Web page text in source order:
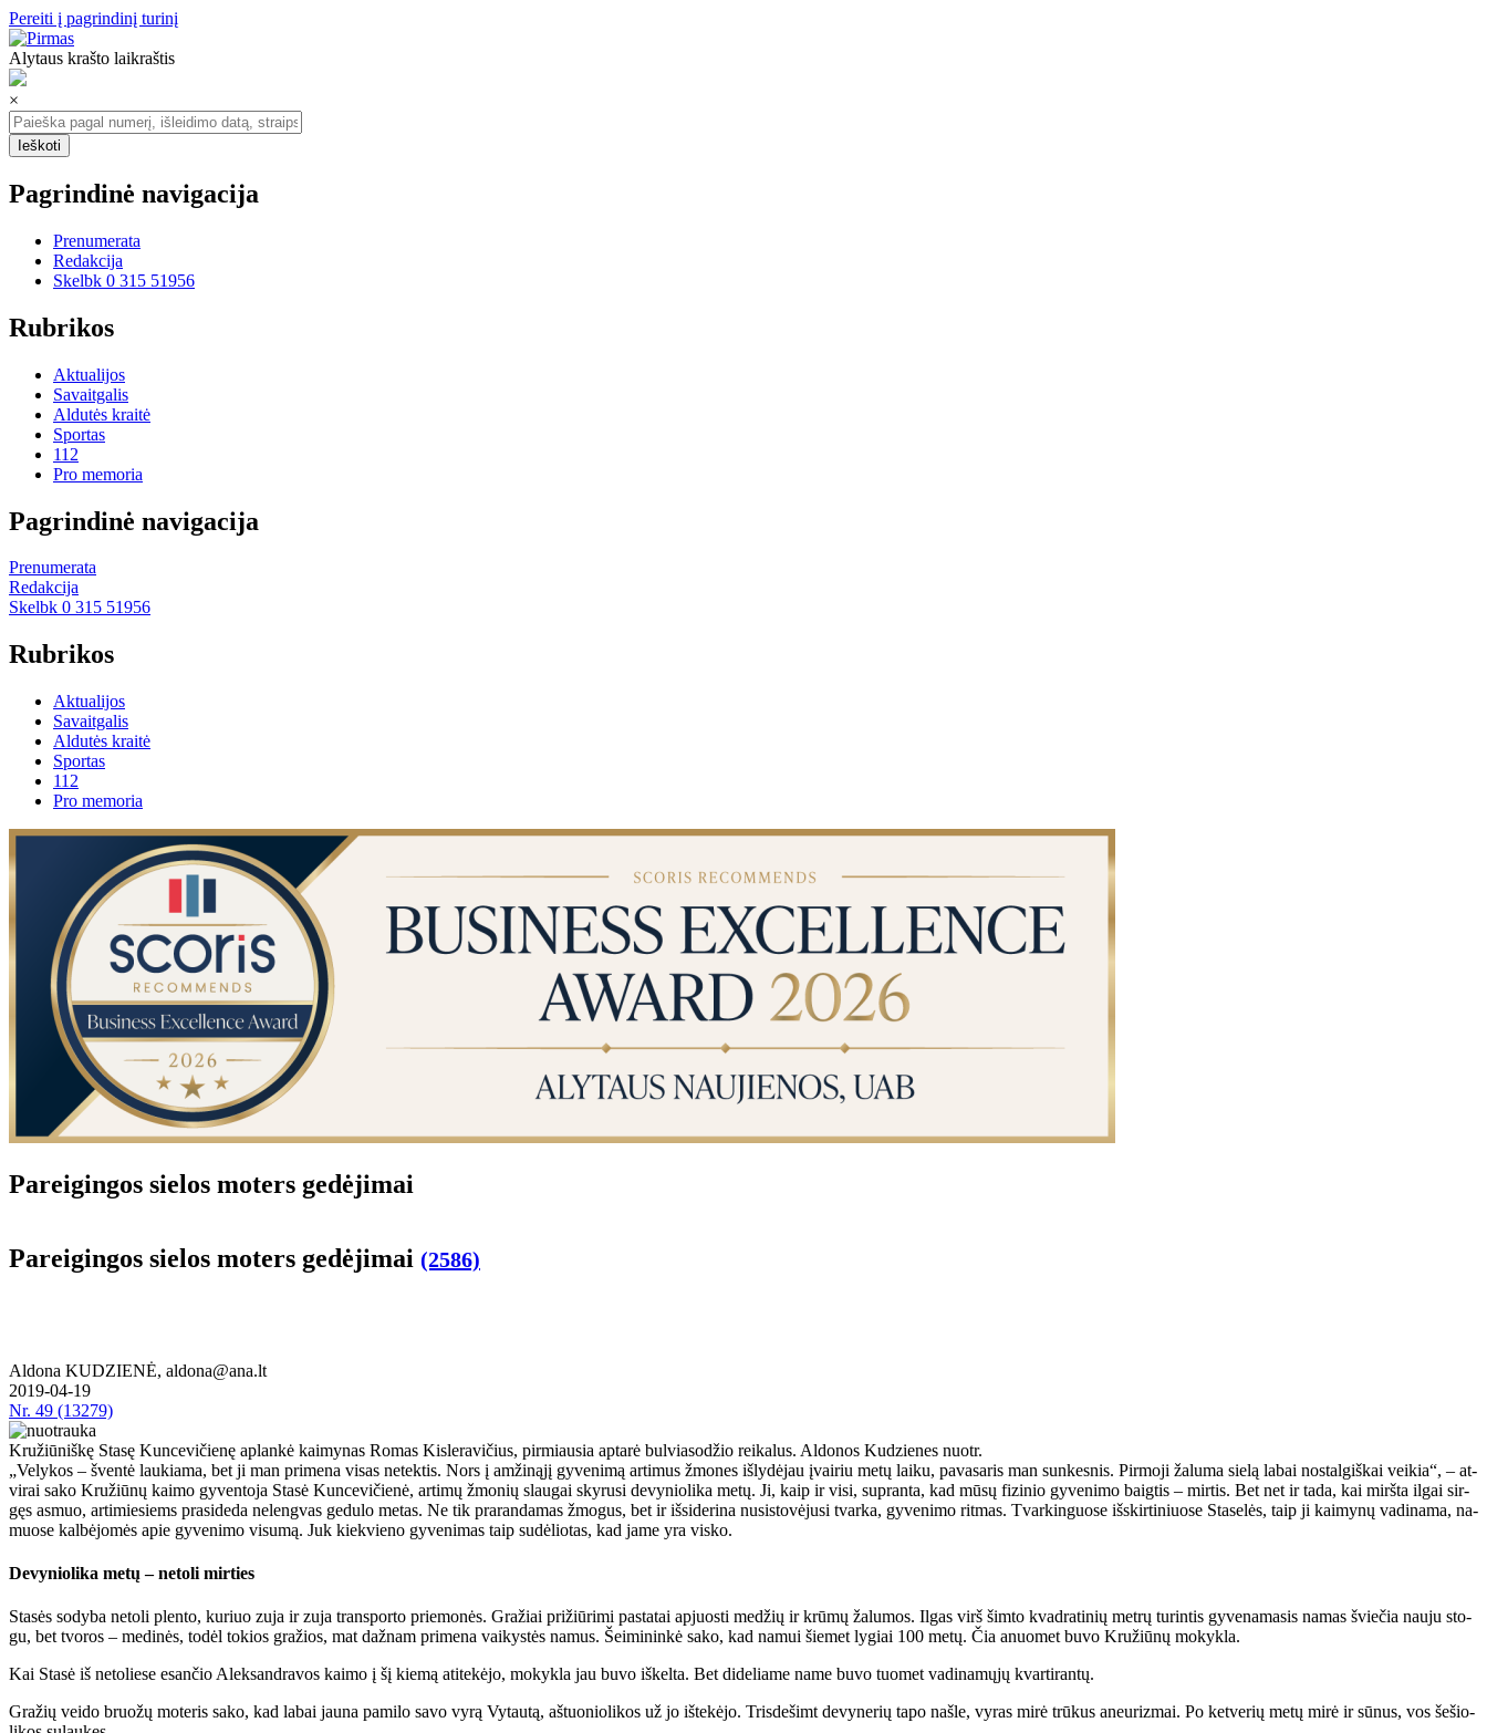
Pereiti į pagrindinį turinį
Alytaus krašto laikraštis
×
Pagrindinė navigacija
Prenumerata
Redakcija
Skelbk 0 315 51956
Rubrikos
Aktualijos
Savaitgalis
Aldutės kraitė
Sportas
112
Pro memoria
Pagrindinė navigacija
Prenumerata
Redakcija
Skelbk 0 315 51956
Rubrikos
Aktualijos
Savaitgalis
Aldutės kraitė
Sportas
112
Pro memoria
Pa­rei­gin­gos sie­los mo­ters ge­dė­ji­mai
Pa­rei­gin­gos sie­los mo­ters ge­dė­ji­mai (2586)
Aldona KUDZIENĖ, aldona@ana.lt
2019-04-19
Nr. 49 (13279)
Kružiūniškę Stasę Kuncevičienę aplankė kaimynas Romas Kisleravičius, pirmiausia aptarė bulviasodžio reikalus. Aldonos Kudzienes nuotr.
„Ve­ly­kos – šven­tė lau­kia­ma, bet ji man pri­me­na vi­sas ne­tek­tis. Nors į am­ži­ną­jį gy­ve­ni­mą ar­ti­mus žmo­nes iš­ly­dė­jau įvai­riu me­tų lai­ku, pa­va­sa­ris man sun­kes­nis. Pir­mo­ji ža­lu­ma sie­lą la­bai nos­tal­giš­kai vei­kia“, – at­
vi­rai sa­ko Kru­žiū­nų kai­mo gy­ven­to­ja Sta­sė Kun­ce­vi­čie­nė, ar­ti­mų žmo­nių slau­gai sky­ru­si de­vy­nio­li­ka me­tų. Ji, kaip ir vi­si, su­pran­ta, kad mū­sų fi­zi­nio gy­ve­ni­mo baig­tis – mir­tis. Bet net ir ta­da, kai mirš­ta il­gai sir­
gęs as­muo, ar­ti­mie­siems pra­si­de­da ne­leng­vas ge­du­lo me­tas. Ne tik pra­ran­da­mas žmo­gus, bet ir iš­si­de­ri­na nu­si­sto­vė­ju­si tvar­ka, gy­ve­ni­mo rit­mas. Tvar­kin­guo­se iš­skir­ti­niuo­se Sta­se­lės, taip ji kai­my­nų va­di­na­ma, na­
muo­se kal­bė­jo­mės apie gy­ve­ni­mo vi­su­mą. Juk kiek­vie­no gy­ve­ni­mas taip su­dė­lio­tas, kad ja­me yra vis­ko.
De­vy­nio­li­ka me­tų – ne­to­li mir­ties
Sta­sės so­dy­ba ne­to­li plen­to, ku­riuo zu­ja ir zu­ja trans­por­to prie­mo­nės. Gra­žiai pri­žiū­ri­mi pa­sta­tai ap­juos­ti me­džių ir krū­mų ža­lu­mos. Il­gas virš šim­to kvad­ra­ti­nių met­rų tu­rin­tis gy­ve­na­ma­sis na­mas švie­čia nau­ju sto­
gu, bet tvo­ros – me­di­nės, to­dėl to­kios gra­žios, mat daž­nam pri­me­na vai­kys­tės na­mus. Šei­mi­nin­kė sa­ko, kad na­mui šie­met ly­giai 100 me­tų. Čia anuo­met bu­vo Kru­žiū­nų mo­kyk­la.
Kai Sta­sė iš ne­to­lie­se esan­čio Alek­san­dra­vos kai­mo į šį kie­mą ati­te­kė­jo, mo­kyk­la jau bu­vo iš­kel­ta. Bet di­de­lia­me na­me bu­vo tuo­met va­di­na­mų­jų kvar­ti­ran­tų.
Gra­žių vei­do bruo­žų mo­te­ris sa­ko, kad la­bai jau­na pa­mi­lo sa­vo vy­rą Vy­tau­tą, aš­tuo­nio­li­kos už jo iš­te­kė­jo. Tris­de­šimt de­vy­ne­rių ta­po naš­le, vy­ras mi­rė trū­kus aneu­riz­mai. Po ket­ve­rių me­tų mi­rė ir sū­nus, vos še­šio­